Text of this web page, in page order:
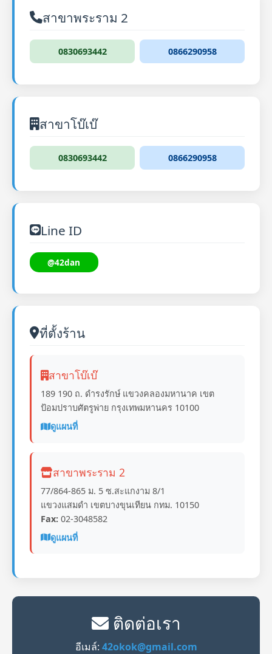
สาขาพระราม 2
0830693442 0866290958
สาขาโบ๊เบ๊
0830693442 0866290958
Line ID
@42dan
ที่ตั้งร้าน
สาขาโบ๊เบ๊
189 190 ถ. ดำรงรักษ์ แขวงคลองมหานาค เขต
ป้อมปราบศัตรูพ่าย กรุงเทพมหานคร 10100
ดูแผนที่
สาขาพระราม 2
77/864-865 ม. 5 ซ.สะแกงาม 8/1
แขวงแสมดำ เขตบางขุนเทียน กทม. 10150
Fax: 02-3048582
ดูแผนที่
ติดต่อเรา
อีเมล์: 42okok@gmail.com